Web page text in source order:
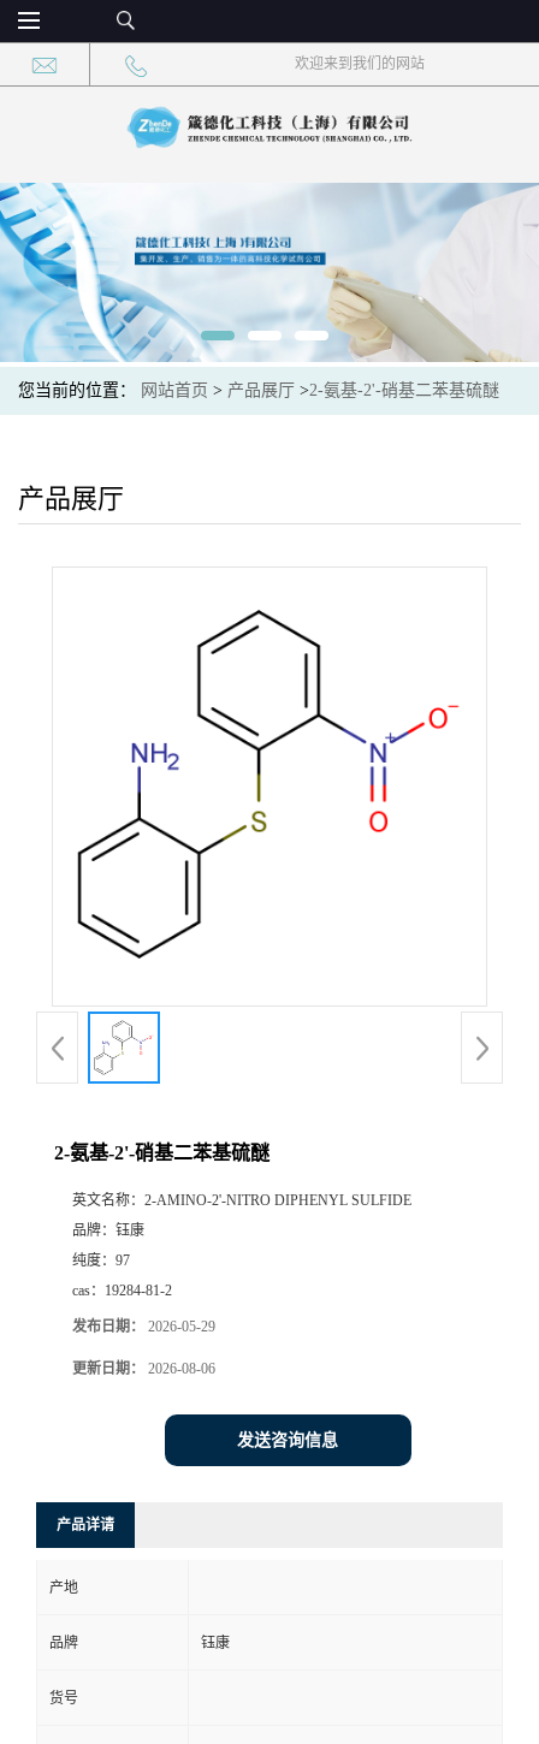
欢迎来到我们的网站
您当前的位置： 网站首页 > 产品展厅 >2-氨基-2'-硝基二苯基硫醚
产品展厅
2-氨基-2'-硝基二苯基硫醚
英文名称： 2-AMINO-2'-NITRO DIPHENYL SULFIDE
品牌： 钰康
纯度： 97
cas： 19284-81-2
发布日期： 2026-05-29
更新日期： 2026-08-06
发送咨询信息
产品详请
产地
品牌 钰康
货号